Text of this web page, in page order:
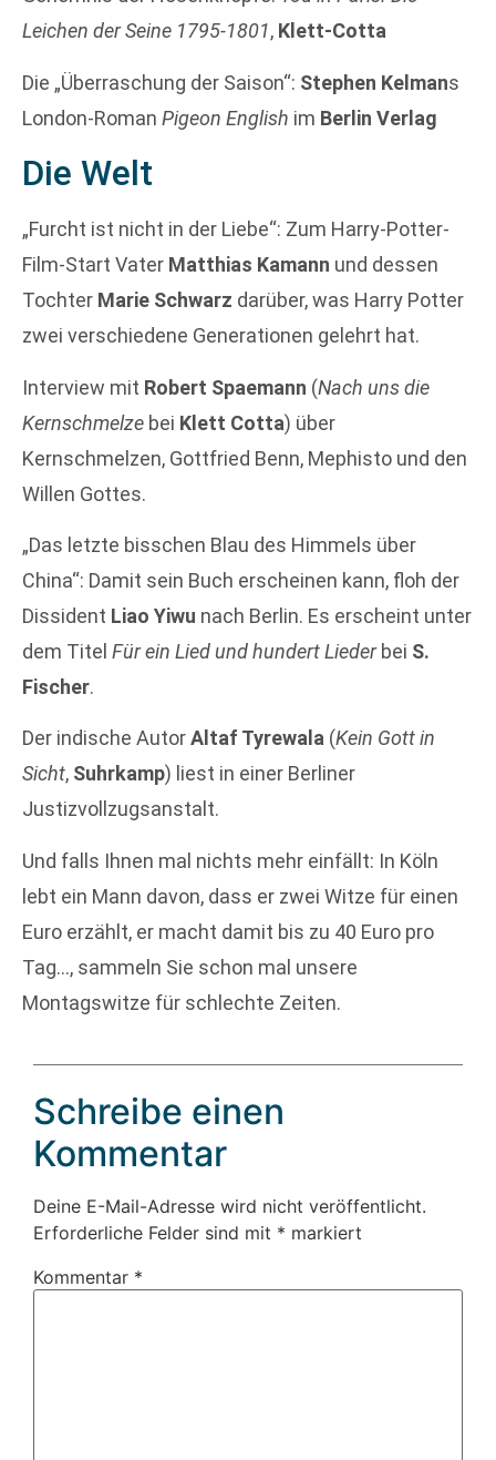
Leichen der Seine 1795-1801, Klett-Cotta
Die „Überraschung der Saison“: Stephen Kelmans
London-Roman Pigeon English im Berlin Verlag
Die Welt
„Furcht ist nicht in der Liebe“: Zum Harry-Potter-
Film-Start Vater Matthias Kamann und dessen
Tochter Marie Schwarz darüber, was Harry Potter
zwei verschiedene Generationen gelehrt hat.
Interview mit Robert Spaemann (Nach uns die
Kernschmelze bei Klett Cotta) über
Kernschmelzen, Gottfried Benn, Mephisto und den
Willen Gottes.
„Das letzte bisschen Blau des Himmels über
China“: Damit sein Buch erscheinen kann, floh der
Dissident Liao Yiwu nach Berlin. Es erscheint unter
dem Titel Für ein Lied und hundert Liederbei S.
Fischer.
Der indische AutorAltaf Tyrewala (Kein Gott in
Sicht, Suhrkamp) liest in einer Berliner
Justizvollzugsanstalt.
Und falls Ihnen mal nichts mehr einfällt: In Köln
lebt ein Mann davon, dass er zwei Witze für einen
Euro erzählt, er macht damit bis zu 40 Euro pro
Tag…, sammeln Sie schon mal unsere
Montagswitze für schlechte Zeiten.
Schreibe einen
Kommentar
Deine E-Mail-Adresse wird nicht veröffentlicht.
Erforderliche Felder sind mit * markiert
Kommentar *